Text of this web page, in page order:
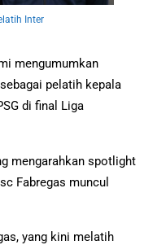
Inter
mengumumkan
pelatih kepala
di final Liga
mengarahkan spotlight
Fabregas muncul
yang kini melatih